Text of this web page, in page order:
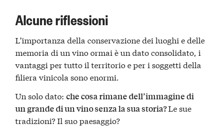
Alcune riflessioni
L’importanza della conservazione dei luoghi e delle
memoria di un vino ormai è un dato consolidato, i
vantaggi per tutto il territorio e per i soggetti della
filiera vinicola sono enormi.
Un solo dato:che cosa rimane dell’immagine di
un grande di un vino senza la sua storia?Le sue
tradizioni? Il suo paesaggio?